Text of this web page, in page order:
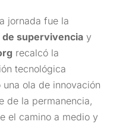
jornada fue la
supervivenciay
recalcó la
tecnológica
una ola de innovación
de la permanencia,
el camino a medio y